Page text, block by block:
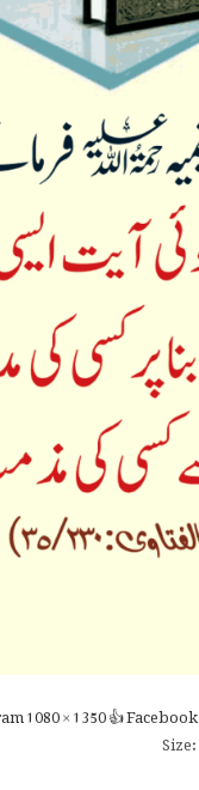
1080 × 1350👍 Facebook